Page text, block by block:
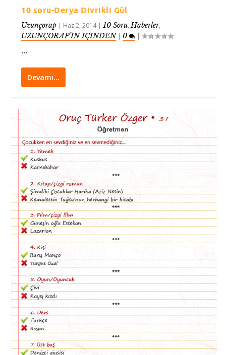
10 soru-Derya Divrikli Gül
Uzunçorap
Haz 2, 2014|10 Soru,Haberler,
UZUNÇORAP’IN İÇİNDEN 0 |
...
Devamı…